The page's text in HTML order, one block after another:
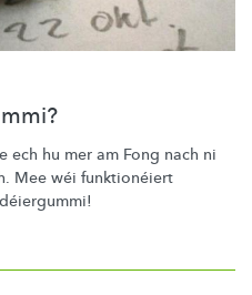
ech hu mer am Fong nach ni
Mee wéi funktionéiert